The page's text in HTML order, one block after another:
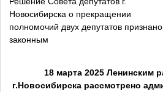
Новосибирска о прекращении
полномочий двух депутатов признано
законным
18 марта 2025 Ленинским
г.Новосибирска рассмотрено